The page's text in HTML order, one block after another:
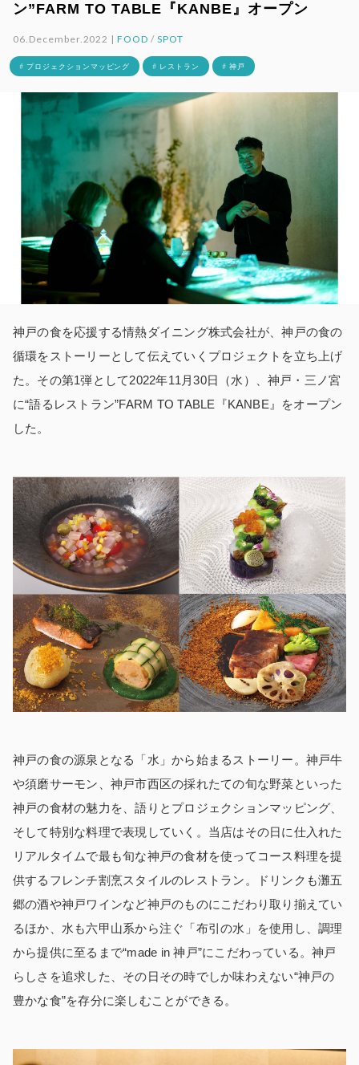
ン”FARM TO TABLE『KANBE』オープン
06.December.2022 |FOOD / SPOT
# プロジェクションマッピング # レストラン # 神戸
神戸の食を応援する情熱ダイニング株式会社が、神戸の食の
循環をストーリーとして伝えていくプロジェクトを立ち上げ
た。その第1弾として2022年11月30日（水）、神戸・三ノ宮
に“語るレストラン”FARM TO TABLE『KANBE』をオープン
した。
神戸の食の源泉となる「水」から始まるストーリー。神戸牛
や須磨サーモン、神戸市西区の採れたての旬な野菜といった
神戸の食材の魅力を、語りとプロジェクションマッピング、
そして特別な料理で表現していく。当店はその日に仕入れた
リアルタイムで最も旬な神戸の食材を使ってコース料理を提
供するフレンチ割烹スタイルのレストラン。ドリンクも灘五
郷の酒や神戸ワインなど神戸のものにこだわり取り揃えてい
るほか、水も六甲山系から注ぐ「布引の水」を使用し、調理
から提供に至るまで“made in 神戸”にこだわっている。神戸
らしさを追求した、その日その時でしか味わえない“神戸の
豊かな食”を存分に楽しむことができる。